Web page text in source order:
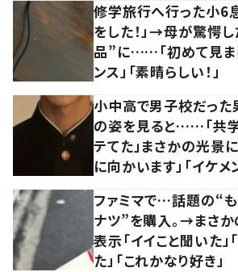
修学旅行へ行った小6
をした！」→母が驚愕
品”に……「初めて見ま
ンス」「素晴らしい！」
小中高で男子校だっ
の姿を見ると……「共
テてた」まさかの光景
に向かいます」「イケメ
ファミマで…話題の“も
ナツ”を購入。→まさ
表示「イイこと聞いた」
た」「これかなり好き」